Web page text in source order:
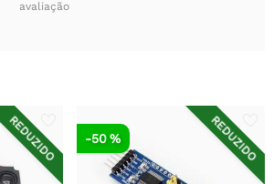
avaliação
REDUZIDO REDUZIDO
-50 %